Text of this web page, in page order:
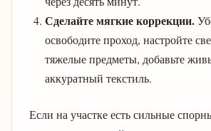
Сделайте мягкие коррекции.
освободите проход, настройте
тяжелые предметы, добавьте
аккуратный текстиль.
Если на участке есть сильные